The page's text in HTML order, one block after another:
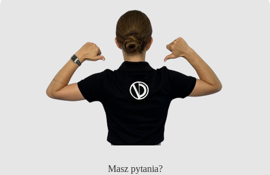
Masz pytania?